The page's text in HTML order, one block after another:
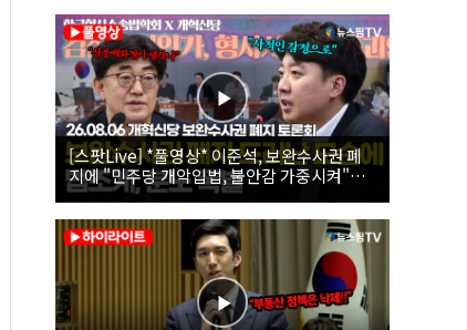
[스팟Live] *풀영상* 이준석, 보완수사권 폐
지에 "민주당 개악입법, 불안감 가중시켜"｜
26.08.06 개혁신당 보완수사권 폐지 토론회